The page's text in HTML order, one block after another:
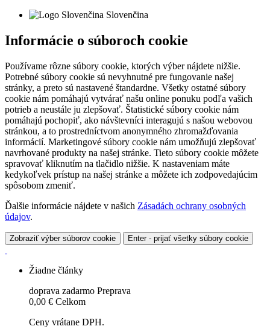
Slovenčina
Informácie o súboroch cookie
Používame rôzne súbory cookie, ktorých výber nájdete nižšie.
Potrebné súbory cookie sú nevyhnutné pre fungovanie našej
stránky, a preto sú nastavené štandardne. Všetky ostatné súbory
cookie nám pomáhajú vytvárať našu online ponuku podľa vašich
potrieb a neustále ju zlepšovať. Štatistické súbory cookie nám
pomáhajú pochopiť, ako návštevníci interagujú s našou webovou
stránkou, a to prostredníctvom anonymného zhromažďovania
informácií. Marketingové súbory cookie nám umožňujú zlepšovať
navrhované produkty na našej stránke. Tieto súbory cookie môžete
spravovať kliknutím na tlačidlo nižšie. K nastaveniam máte
kedykoľvek prístup na našej stránke a môžete ich zodpovedajúcim
spôsobom zmeniť.
Ďalšie informácie nájdete v našich Zásadách ochrany osobných
údajov.
Zobraziť výber súborov cookie Enter - prijať všetky súbory cookie
Žiadne články
doprava zadarmo Preprava
0,00 € Celkom
Ceny vrátane DPH.